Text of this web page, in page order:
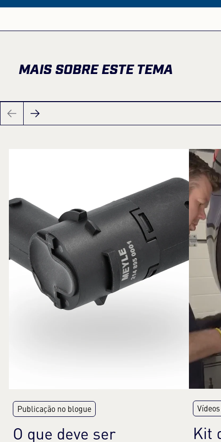
MAIS SOBRE ESTE TEMA
Publicação no blogue
O que deve ser
Vídeos
Kit